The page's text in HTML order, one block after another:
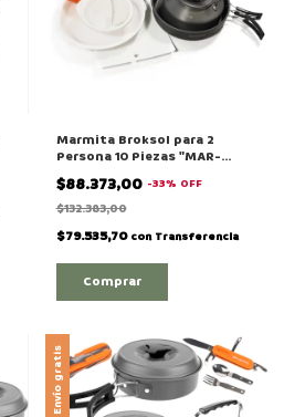
Marmita Broksol para 2
Persona 10 Piezas "MAR-
2000"
$88.373,00 -33% OFF
$132.383,00
$79.535,70 con Transferencia
Envío gratis